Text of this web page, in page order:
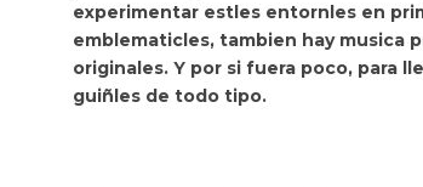
experimentar estles entornles en
emblematicles, tambien hay musica
originales. Y por si fuera poco, para
guiñles de todo tipo.